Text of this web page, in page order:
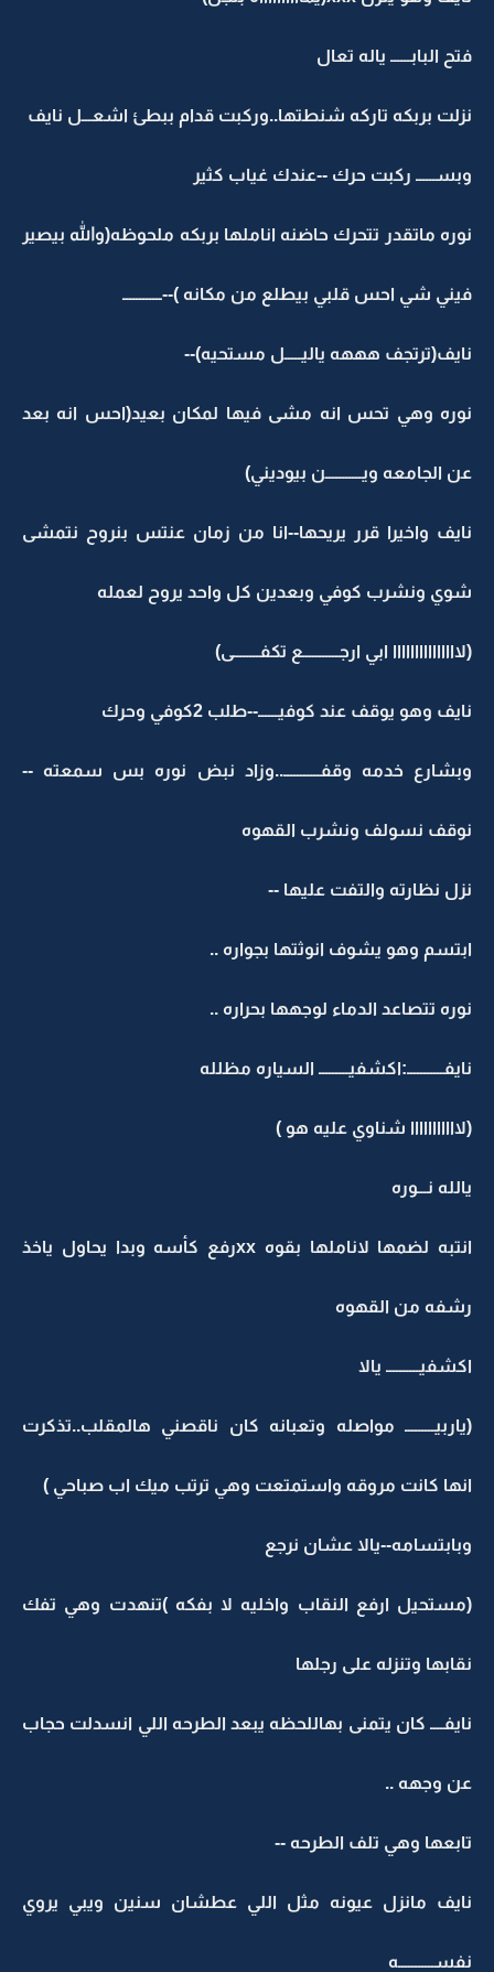
فتح البابــــــ ياله تعال
نزلت بربكه تاركه شنطتها..وركبت قدام ببطئ اشعـــل نايف
وبســــــ ركبت حرك --عندك غياب كثير
نوره ماتقدر تتحرك حاضنه اناملها بربكه ملحوظه(والله بيصير
فيني شي احس قلبي بيطلع من مكانه )--ــــــــــــ
نايف(ترتجف هههه ياليـــــل مستحيه)--
نوره وهي تحس انه مشى فيها لمكان بعيد(احس انه بعد
عن الجامعه ويـــــــــــن بيوديني)
نايف واخيرا قرر يريحها--انا من زمان عنتس بنروح نتمشى
شوي ونشرب كوفي وبعدين كل واحد يروح لعمله
(لااااااااااااااا ابي ارجـــــــــــع تكفــــــــى)
نايف وهو يوقف عند كوفيــــــ--طلب 2كوفي وحرك
وبشارع خدمه وقفـــــــــــ..وزاد نبض نوره بس سمعته --
نوقف نسولف ونشرب القهوه
نزل نظارته والتفت عليها --
ابتسم وهو يشوف انوثتها بجواره ..
نوره تتصاعد الدماء لوجهها بحراره ..
نايفـــــــــــ:اكشفيـــــــــ السياره مظلله
(لااااااااااا شناوي عليه هو )
يالله نـــوره
انتبه لضمها لاناملها بقوه xxرفع كأسه وبدا يحاول ياخذ
رشفه من القهوه
اكشفيــــــــــ يالا
(ياربيـــــــــ مواصله وتعبانه كان ناقصني هالمقلب..تذكرت
انها كانت مروقه واستمتعت وهي ترتب ميك اب صباحي )
وبابتسامه--يالا عشان نرجع
(مستحيل ارفع النقاب واخليه لا بفكه )تنهدت وهي تفك
نقابها وتنزله على رجلها
نايفــــ كان يتمنى بهاللحظه يبعد الطرحه اللي انسدلت حجاب
عن وجهه ..
تابعها وهي تلف الطرحه --
نايف مانزل عيونه مثل اللي عطشان سنين ويبي يروي
نفســـــــــــه